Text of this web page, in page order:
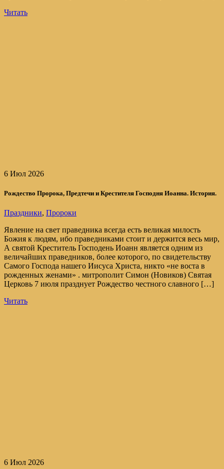
Читать
6 Июл 2026
Рождество Пророка, Предтечи и Крестителя Господня Иоанна. История.
Праздники, Пророки
Явление на свет праведника всегда есть великая милость
Божия к людям, ибо праведниками стоит и держится весь мир,
А святой Креститель Господень Иоанн является одним из
величайших праведников, более которого, по свидетельству
Самого Господа нашего Иисуса Христа, никто «не воста в
рожденных женами» . митрополит Симон (Новиков) Святая
Церковь 7 июля празднует Рождество честного славного […]
Читать
6 Июл 2026